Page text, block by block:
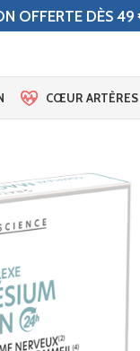
OFFERTE DÈS 49
CŒUR ARTÈRES